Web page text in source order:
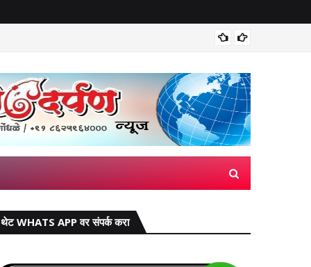
थेट WHATS APP वर संपर्क करा